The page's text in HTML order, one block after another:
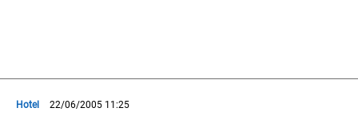
Hotel 22/06/2005 11:25